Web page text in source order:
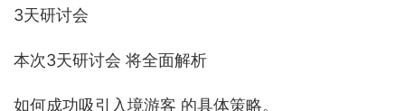
3天研讨会
本次3天研讨会 将全面解析
如何成功吸引入境游客 的具体策略。